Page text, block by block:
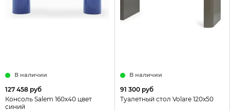
В наличии
127 458 руб
Консоль Salem 160х40 цвет
синий
В наличии
91 300 руб
Туалетный стол Volare 120х50